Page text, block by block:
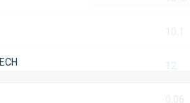
10,1
12
0,06